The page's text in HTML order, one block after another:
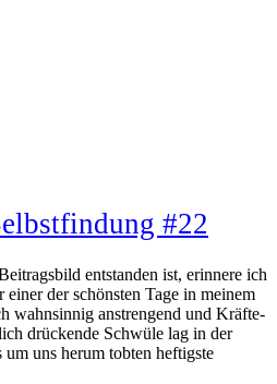
#22
entstanden ist, erinnere ich
der schönsten Tage in meinem
wahnsinnig anstrengend und Kräfte-
drückende Schwüle lag in der
uns herum tobten heftigste